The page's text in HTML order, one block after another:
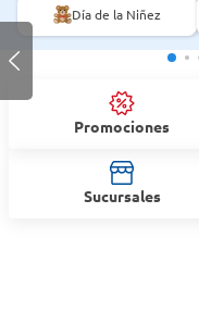
Día de la Niñez
Promociones
Sucursales
Yerba
Cerveza
Doves
Papas Fritas